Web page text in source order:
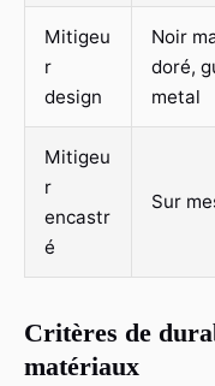
Mitigeu
r
design
Noir
doré,
metal
Mitigeu
r
encastr
é
Sur
Critères de
matériaux